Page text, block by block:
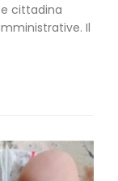
cittadina
Il